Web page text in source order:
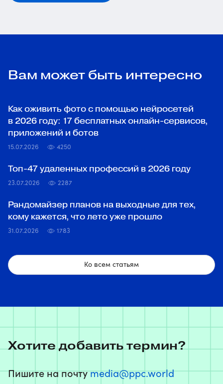
Вам может быть интересно
Как оживить фото с помощью нейросетей
в 2026 году: 17 бесплатных онлайн-сервисов,
приложений и ботов
15.07.2026 4250
Топ‑47 удаленных профессий в 2026 году
23.07.2026 2287
Рандомайзер планов на выходные для тех,
кому кажется, что лето уже прошло
31.07.2026 1783
Ко всем статьям
Хотите добавить термин?
Пишите на почтуmedia@ppc.world